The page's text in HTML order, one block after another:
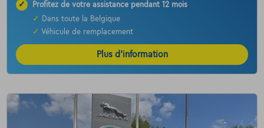
✓
Profitez de votre assistance pendant 12 mois
✓
Dans toute la Belgique
✓ Véhicule de remplacement
Plus d’information